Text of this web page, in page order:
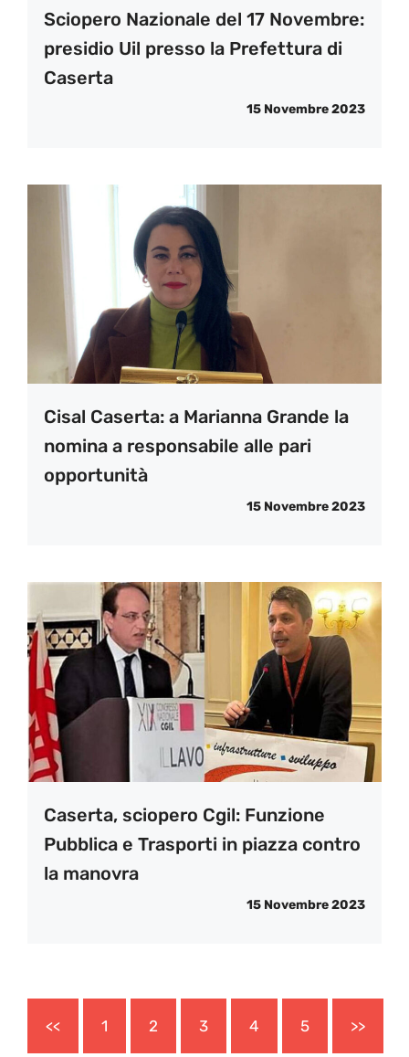
Sciopero Nazionale del 17 Novembre:
presidio Uil presso la Prefettura di
Caserta
15 Novembre 2023
Cisal Caserta: a Marianna Grande la
nomina a responsabile alle pari
opportunità
15 Novembre 2023
Caserta, sciopero Cgil: Funzione
Pubblica e Trasporti in piazza contro
la manovra
15 Novembre 2023
<< 1 2 3 4 5 >>